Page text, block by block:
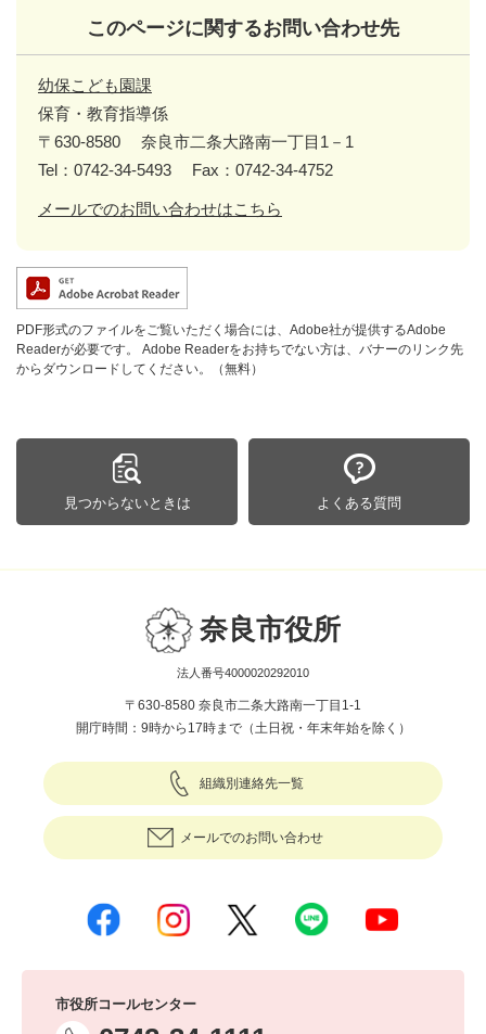
このページに関するお問い合わせ先
幼保こども園課
保育・教育指導係
〒630-8580
奈良市二条大路南一丁目1－1
Tel：0742-34-5493
Fax：0742-34-4752
メールでのお問い合わせはこちら
PDF形式のファイルをご覧いただく場合には、Adobe社が提供するAdobe
Readerが必要です。
Adobe Readerをお持ちでない方は、バナーのリンク先
からダウンロードしてください。（無料）
見つからないときは よくある質問
奈良市役所
法人番号4000020292010
〒630-8580 奈良市二条大路南一丁目1-1
開庁時間：9時から17時まで（土日祝・年末年始を除く）
組織別連絡先一覧
メールでのお問い合わせ
市役所コールセンター